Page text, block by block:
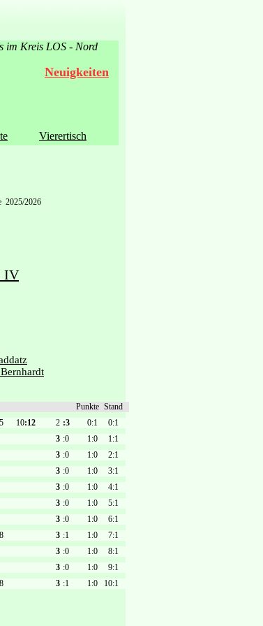
im Kreis LOS - Nord
Vierertisch
Neuigkeiten
2025/2026
IV
Punkte Stand
10:12 2 :3 0:1
0:1
3 :0 1:0
1:1
3 :0 1:0
2:1
3 :0 1:0
3:1
3 :0 1:0
4:1
3 :0 1:0
5:1
3 :0 1:0
6:1
3 :1 1:0
7:1
3 :0 1:0
8:1
3 :0 1:0
9:1
3 :1 1:0 10:1